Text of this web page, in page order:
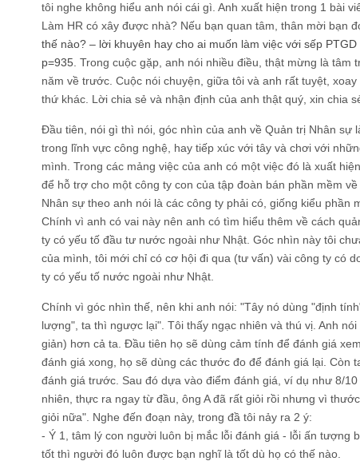
tôi nghe không hiểu anh nói cái gì. Anh xuất hiện trong 1 bài
Làm HR có xây được nhà? Nếu bạn quan tâm, thân mời bạn
thế nào? – lời khuyên hay cho ai muốn làm việc với sếp PTGD
p=935 . Trong cuộc gặp, anh nói nhiều điều, thật mừng là
năm về trước. Cuộc nói chuyện, giữa tôi và anh rất tuyệt,
thứ khác. Lời chia sẻ và nhận định của anh thật quý, xin chia
Đầu tiên, nói gì thì nói, góc nhìn của anh về Quản trị Nhân sự
trong lĩnh vực công nghệ, hay tiếp xúc với tây và chơi với
mình. Trong các mảng việc của anh có một việc đó là xuất
để hỗ trợ cho một công ty con của tập đoàn bán phần mềm
Nhân sự theo anh nói là các công ty phải có, giống kiểu phần
Chính vì anh có vai này nên anh có tìm hiểu thêm về cách
ty có yếu tố đầu tư nước ngoài như Nhật. Góc nhìn này tôi
của mình, tôi mới chỉ có cơ hội đi qua (tư vấn) vài công ty có
ty có yếu tố nước ngoài như Nhật.
Chính vì góc nhìn thế, nên khi anh nói: "Tây nó dùng "định
lượng", ta thì ngược lại". Tôi thấy ngạc nhiên và thú vị. Anh
giản) hơn cả ta. Đầu tiên họ sẽ dùng cảm tính để đánh giá
đánh giá xong, họ sẽ dùng các thước đo để đánh giá lại. Còn
đánh giá trước. Sau đó dựa vào điểm đánh giá, ví dụ như 8/
nhiên, thực ra ngay từ đầu, ông A đã rất giỏi rồi nhưng vì
giỏi nữa". Nghe đến đoạn này, trong đầ tôi nảy ra 2 ý:
- Ý 1, tâm lý con người luôn bị mắc lỗi đánh giá - lỗi ấn tượng
tốt thì người đó luôn được bạn nghĩ là tốt dù họ có thế nào.